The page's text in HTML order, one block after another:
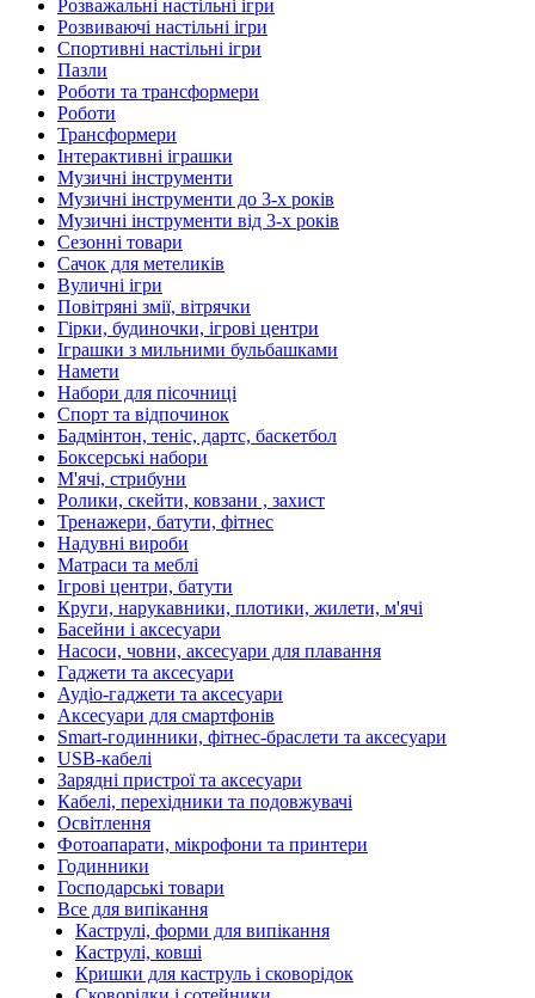
Розважальні настільні ігри
Розвиваючі настільні ігри
Спортивні настільні ігри
Пазли
Роботи та трансформери
Роботи
Трансформери
Інтерактивні іграшки
Музичні інструменти
Музичні інструменти до 3-х років
Музичні інструменти від 3-х років
Сезонні товари
Сачок для метеликів
Вуличні ігри
Повітряні змії, вітрячки
Гірки, будиночки, ігрові центри
Іграшки з мильними бульбашками
Намети
Набори для пісочниці
Спорт та відпочинок
Бадмінтон, теніс, дартс, баскетбол
Боксерські набори
М'ячі, стрибуни
Ролики, скейти, ковзани , захист
Тренажери, батути, фітнес
Надувні вироби
Матраси та меблі
Ігрові центри, батути
Круги, нарукавники, плотики, жилети, м'ячі
Басейни і аксесуари
Насоси, човни, аксесуари для плавання
Гаджети та аксесуари
Аудіо-гаджети та аксесуари
Аксесуари для смартфонів
Smart-годинники, фітнес-браслети та аксесуари
USB-кабелі
Зарядні пристрої та аксесуари
Кабелі, перехідники та подовжувачі
Освітлення
Фотоапарати, мікрофони та принтери
Годинники
Господарські товари
Все для випікання
Каструлі, форми для випікання
Каструлі, ковші
Кришки для каструль і сковорідок